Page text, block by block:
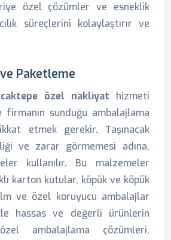
özel çözümler ve esneklik
süreçlerini kolaylaştırır ve
Paketleme
özel nakliyat hizmeti
firmanın sunduğu ambalajlama
etmek gerekir. Taşınacak
ve zarar görmemesi adına,
kullanılır. Bu malzemeler
karton kutular, köpük ve köpük
ve özel koruyucu ambalajlar
hassas ve değerli ürünlerin
özel ambalajlama çözümleri,